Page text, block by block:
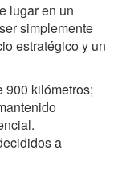
lugar en un
simplemente
estratégico y un
900 kilómetros;
a